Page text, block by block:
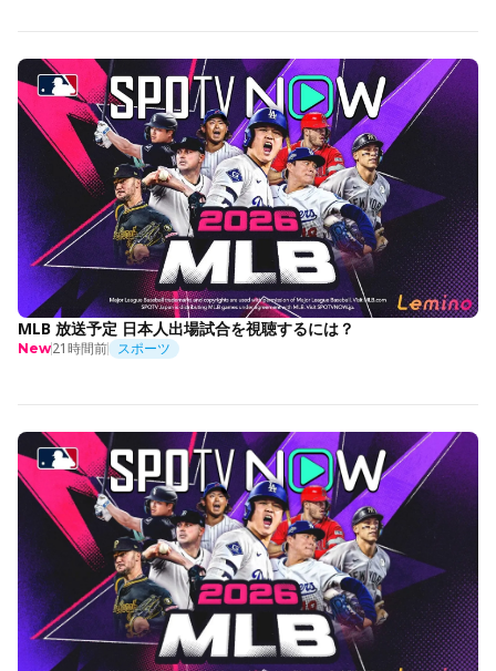
MLB 放送予定 日本人出場試合を視聴するには？
New21時間前 スポーツ